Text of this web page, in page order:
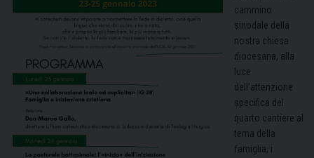
cammino
sinodale della
nostra chiesa
diocesana, alla
luce
dell’attenzione
specifica del
quarto cantiere al
tema della
famiglia, i